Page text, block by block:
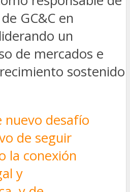
GC&C en
un
de mercados e
sostenido
nuevo desafío
de seguir
la conexión
y